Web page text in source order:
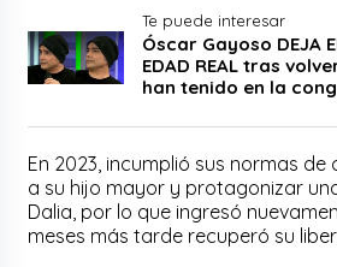
Te puede interesar
Óscar Gayoso DEJA
EDAD REAL tras
han tenido en la
En 2023, incumplió sus normas
a su hijo mayor y protagonizar
Dalia, por lo que ingresó
meses más tarde recuperó su